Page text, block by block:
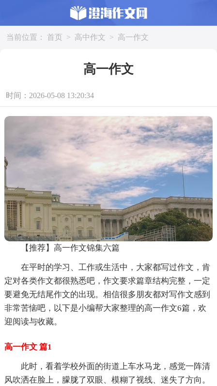
当前位置： 首页 > 高中作文 > 高一作文
高一作文
时间：2026-05-08 13:20:34
【推荐】高一作文锦集六篇
在平时的学习、工作或生活中，大家都写过作文，肯
定对各类作文都很熟悉吧，作文要求篇章结构完整，一定
要避免无结尾作文的出现。相信很多朋友都对写作文感到
非常苦恼吧，以下是小编帮大家整理的高一作文6篇，欢
迎阅读与收藏。
高一作文 篇1
此时，看着学校外面的街道上车水马龙，感觉一阵清
风吹洒在脸上，朦胧了双眼、模糊了视线、迷失了方向。